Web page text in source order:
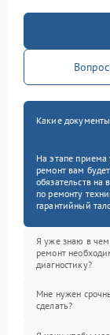
Какие
На этапе приема
ремонт вам
обязательств на
по ремонту
гарантийный
Я уже знаю в чем
ремонт
диагностику?
Мне нужен
сделать?